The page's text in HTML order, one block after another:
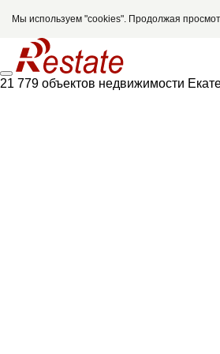
Мы используем "cookies". Продолжая
21 779 объектов недвижимости